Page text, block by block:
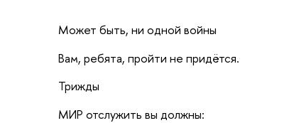
Может быть, ни одной войны
Вам, ребята, пройти не придётся.
Трижды
МИР отслужить вы должны: